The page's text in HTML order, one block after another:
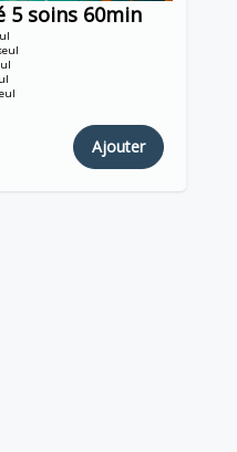
5 soins 60min
Ajouter